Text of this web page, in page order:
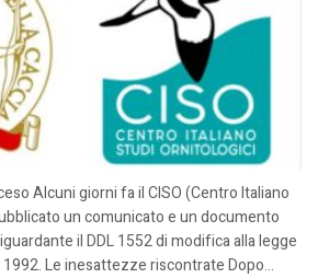
Alcuni giorni fa il CISO (Centro Italiano
un comunicato e un documento
il DDL 1552 di modifica alla legge
Le inesattezze riscontrate Dopo...